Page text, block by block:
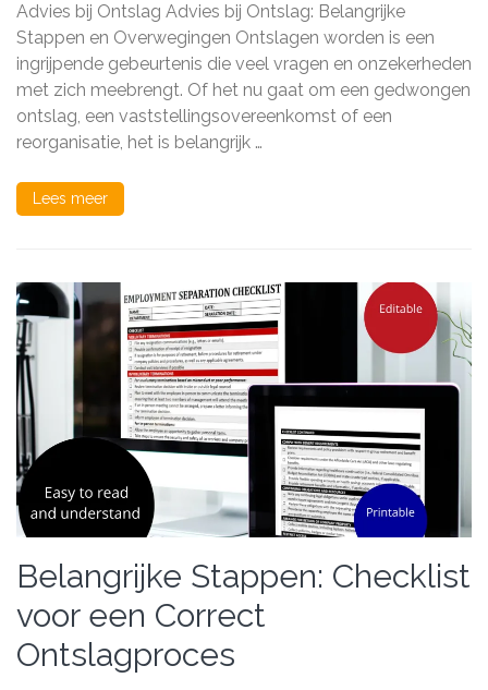
Ontslag:
Bescherm
Uw
Rechten
en
Belangen
Advies bij Ontslag Advies bij Ontslag: Belangrijke
Stappen en Overwegingen Ontslagen worden is een
ingrijpende gebeurtenis die veel vragen en onzekerheden
met zich meebrengt. Of het nu gaat om een gedwongen
ontslag, een vaststellingsovereenkomst of een
reorganisatie, het is belangrijk …
Lees meer
Belangrijke Stappen: Checklist
voor een Correct
Ontslagproces